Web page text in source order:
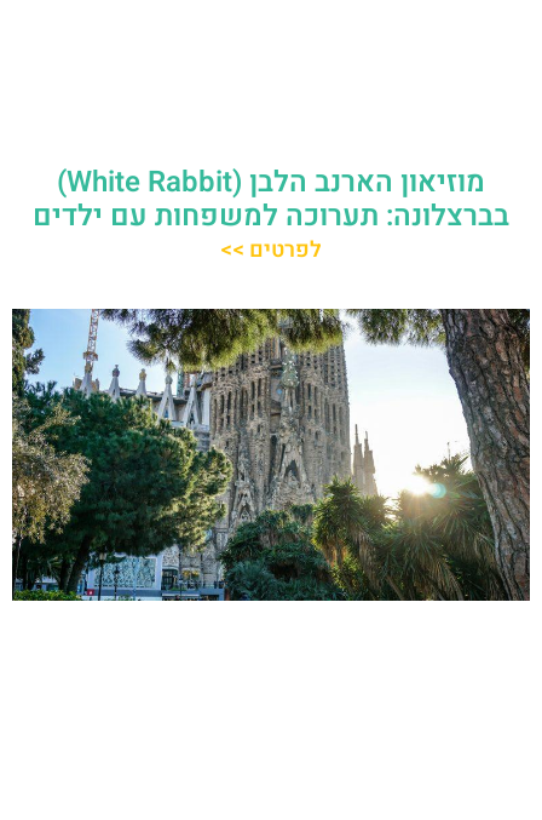
מוזיאון הארנב הלבן (White Rabbit)
בברצלונה: תערוכה למשפחות עם ילדים
לפרטים >>